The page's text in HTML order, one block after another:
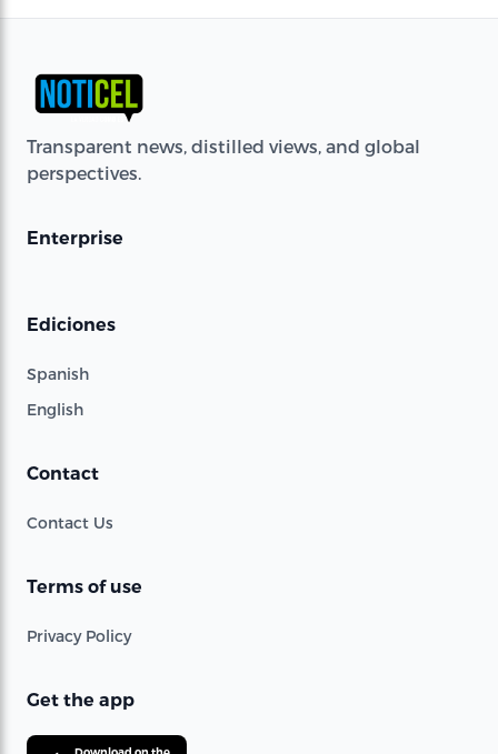
Transparent news, distilled views, and global
perspectives.
Enterprise
Ediciones
Spanish
English
Contact
Contact Us
Terms of use
Privacy Policy
Get the app